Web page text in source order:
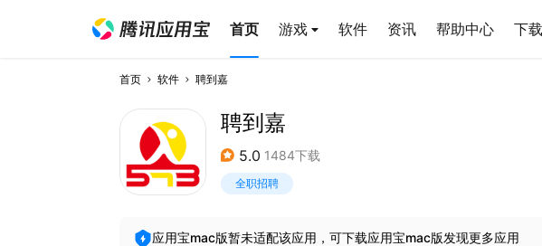
首页 游戏 软件 资讯 帮助中心 下
首页 软件 聘到嘉
聘到嘉
5.0 1484下载
全职招聘
应用宝mac版暂未适配该应用，可下载应用宝mac版发现更多应用